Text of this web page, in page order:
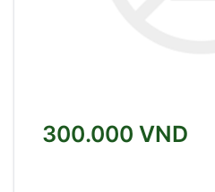
300.000 VND